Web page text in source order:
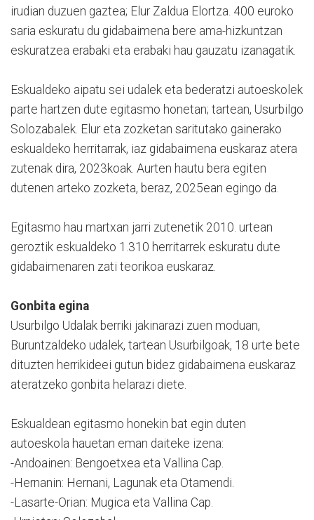
irudian duzuen gaztea; Elur Zaldua Elortza. 400 euroko
saria eskuratu du gidabaimena bere ama-hizkuntzan
eskuratzea erabaki eta erabaki hau gauzatu izanagatik.
Eskualdeko aipatu sei udalek eta bederatzi autoeskolek
parte hartzen dute egitasmo honetan; tartean, Usurbilgo
Solozabalek. Elur eta zozketan saritutako gainerako
eskualdeko herritarrak, iaz gidabaimena euskaraz atera
zutenak dira, 2023koak. Aurten hautu bera egiten
dutenen arteko zozketa, beraz, 2025ean egingo da.
Egitasmo hau martxan jarri zutenetik 2010. urtean
geroztik eskualdeko 1.310 herritarrek eskuratu dute
gidabaimenaren zati teorikoa euskaraz.
Gonbita egina
Usurbilgo Udalak berriki jakinarazi zuen moduan,
Buruntzaldeko udalek, tartean Usurbilgoak, 18 urte bete
dituzten herrikideei gutun bidez gidabaimena euskaraz
ateratzeko gonbita helarazi diete.
Eskualdean egitasmo honekin bat egin duten
autoeskola hauetan eman daiteke izena:
-Andoainen: Bengoetxea eta Vallina Cap.
-Hernanin: Hernani, Lagunak eta Otamendi.
-Lasarte-Orian: Mugica eta Vallina Cap.